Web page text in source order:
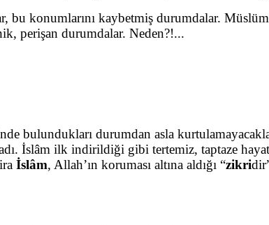
konumlarını kaybetmiş durumdalar.
perişan durumdalar. Neden?!...
bulundukları durumdan asla
İslâm ilk indirildiği gibi tertemiz, taptaze
İslâm, Allah’ın koruması altına aldığı “zikri